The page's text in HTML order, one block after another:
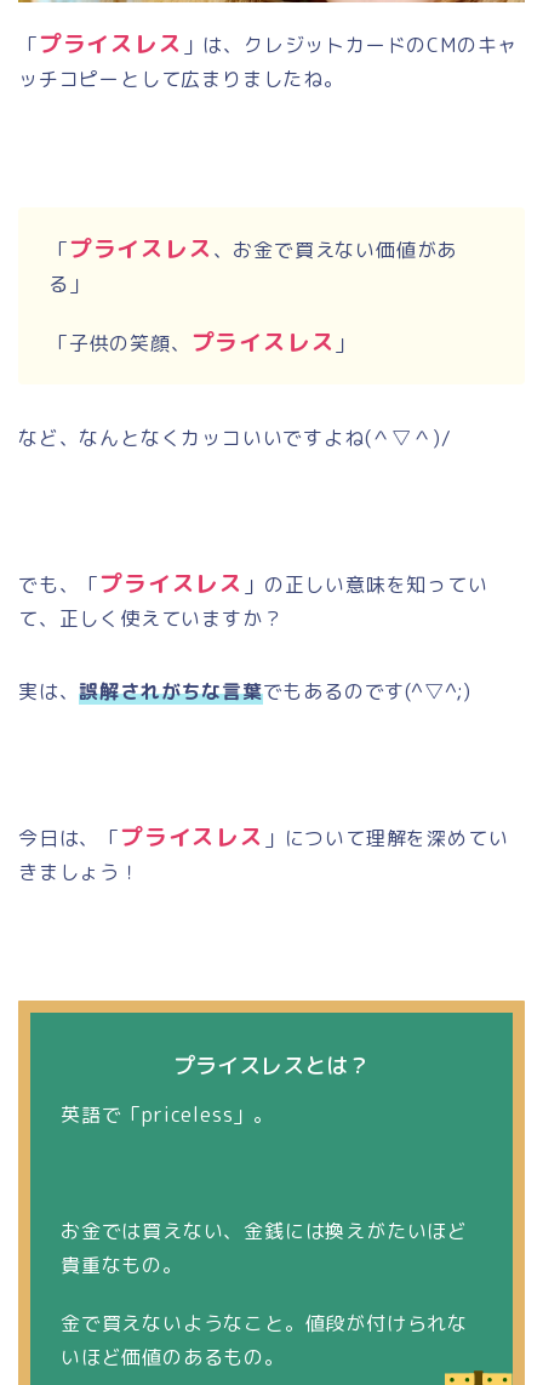
「プライスレス 」は、クレジットカードのCMのキャ
ッチコピーとして広まりましたね。
「プライスレス 、お金で買えない価値があ
る」
「子供の笑顔、 プライスレス 」
など、なんとなくカッコいいですよね(＾▽＾ )/
でも、「プライスレス 」の正しい意味を知ってい
て、正しく使えていますか？
実は、誤解されがちな言葉でもあるのです(^▽^;)
今日は、「プライスレス 」について理解を深めてい
きましょう！
プライスレスとは？
英語で「priceless 」。
お金では買えない、金銭には換えがたいほど
貴重なもの。
金で買えないようなこと。値段が付けられな
いほど価値のあるもの。